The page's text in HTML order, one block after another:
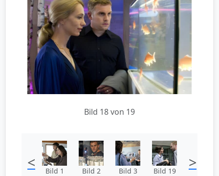
Bild 18 von 19
< Bild 1 Bild 2 Bild 3 Bild 19 >